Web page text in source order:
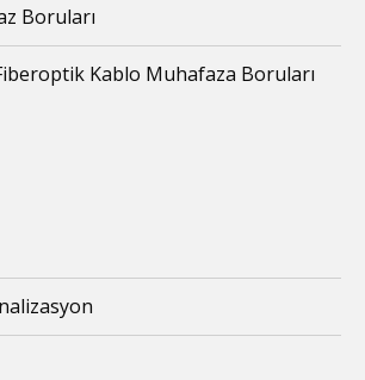
Boruları
Kablo Muhafaza Boruları